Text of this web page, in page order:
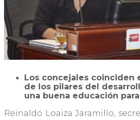
Los concejales coinciden
de los pilares del
una buena educación
Reinaldo Loaiza Jaramillo,